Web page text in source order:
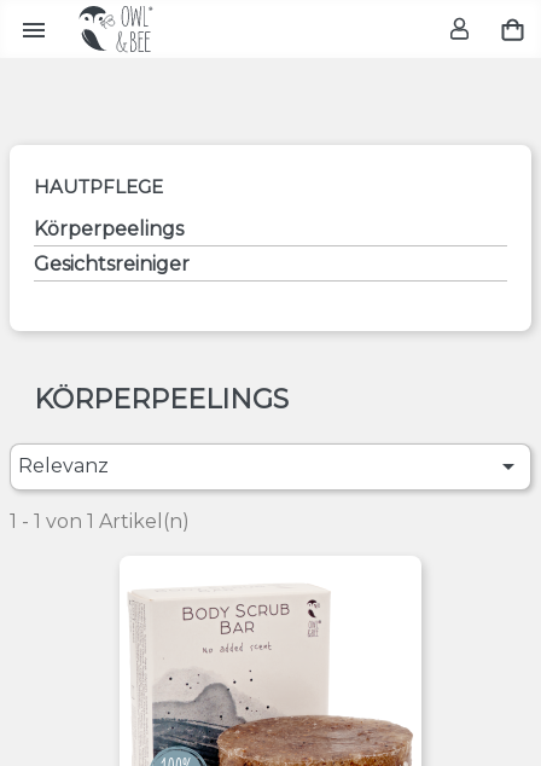

HAUTPFLEGE
Körperpeelings
Gesichtsreiniger
KÖRPERPEELINGS
Relevanz 
1 - 1 von 1 Artikel(n)